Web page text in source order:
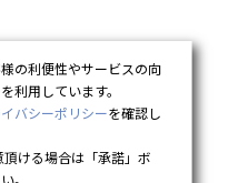
の利便性やサービスの向
利用しています。
バシーポリシーを確認し
ける場合は「承諾」ボ
。